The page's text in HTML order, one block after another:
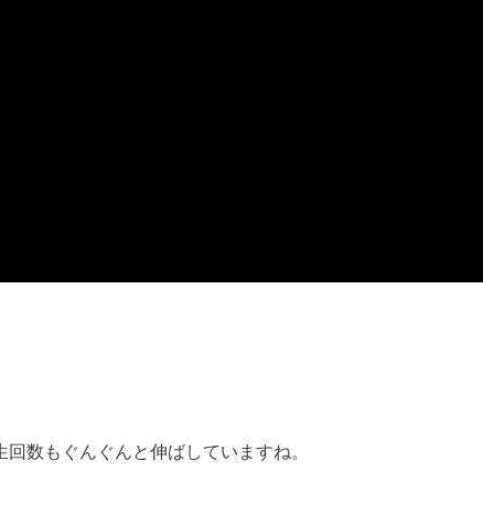
数もぐんぐんと伸ばしていますね。